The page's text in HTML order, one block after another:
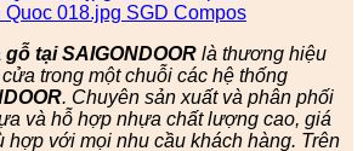
tại SAIGONDOOR là thương hiệu
trong một chuỗi các hệ thống
. Chuyên sản xuất và phân phối
và hỗ hợp nhựa chất lượng cao, giá
hợp với mọi nhu cầu khách hàng. Trên